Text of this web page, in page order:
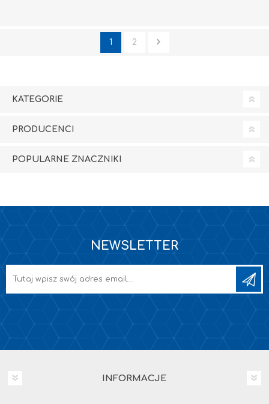
1 2
KATEGORIE
PRODUCENCI
POPULARNE ZNACZNIKI
NEWSLETTER
INFORMACJE